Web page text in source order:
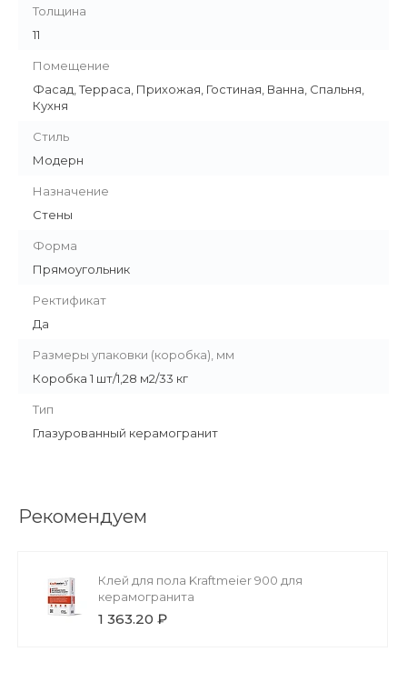
Толщина
11
Помещение
Фасад, Терраса, Прихожая, Гостиная, Ванна, Спальня,
Кухня
Стиль
Модерн
Назначение
Стены
Форма
Прямоугольник
Ректификат
Да
Размеры упаковки (коробка), мм
Коробка 1 шт/1,28 м2/33 кг
Тип
Глазурованный керамогранит
Рекомендуем
Клей для пола Kraftmeier 900 для
керамогранита
1 363.20 ₽